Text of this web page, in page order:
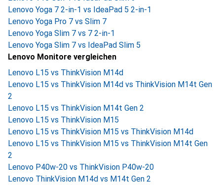
Lenovo Yoga 7 2-in-1 vs IdeaPad 5 2-in-1
Lenovo Yoga Pro 7 vs Slim 7
Lenovo Yoga Slim 7 vs 7 2-in-1
Lenovo Yoga Slim 7 vs IdeaPad Slim 5
Lenovo Monitore vergleichen
Lenovo L15 vs ThinkVision M14d
Lenovo L15 vs ThinkVision M14d vs ThinkVision M14t Gen
2
Lenovo L15 vs ThinkVision M14t Gen 2
Lenovo L15 vs ThinkVision M15
Lenovo L15 vs ThinkVision M15 vs ThinkVision M14d
Lenovo L15 vs ThinkVision M15 vs ThinkVision M14t Gen
2
Lenovo P40w-20 vs ThinkVision P40w-20
Lenovo ThinkVision M14d vs M14t Gen 2